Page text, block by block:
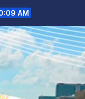
AM